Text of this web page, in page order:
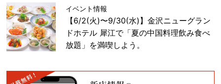
イベント情報
【6/2(火)〜9/30(水)】金沢ニューグラン
ドホテル 犀江で「夏の中国料理飲み食べ
放題」を満喫しよう。